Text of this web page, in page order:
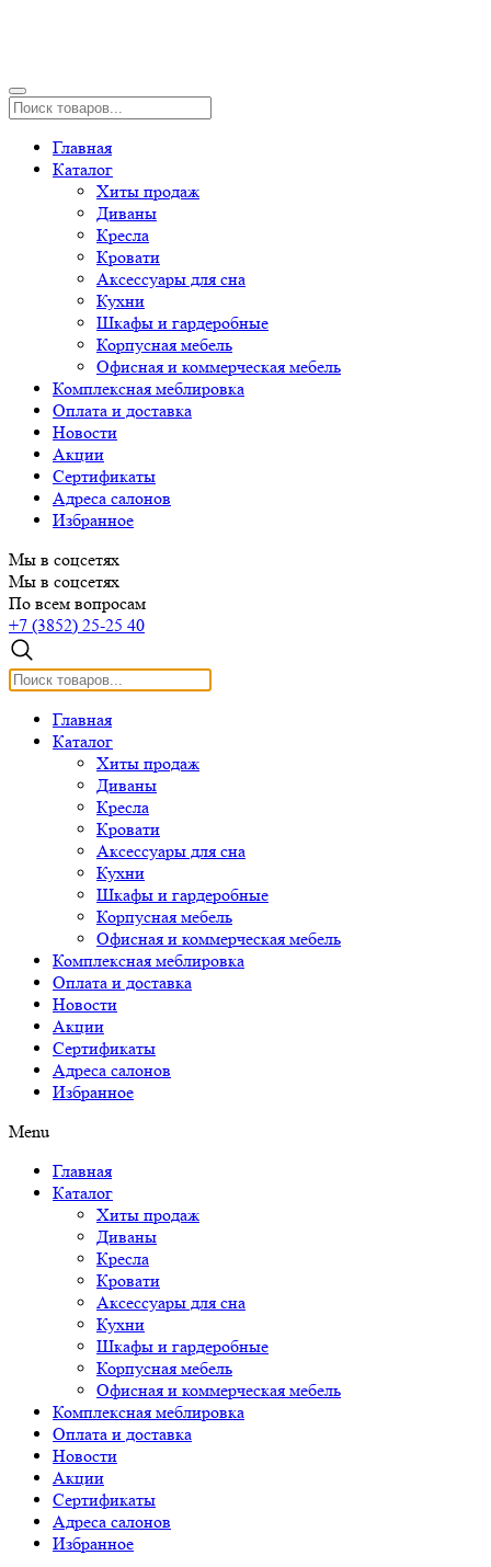
Главная
Каталог
Хиты продаж
Диваны
Кресла
Кровати
Аксессуары для сна
Кухни
Шкафы и гардеробные
Корпусная мебель
Офисная и коммерческая мебель
Комплексная меблировка
Оплата и доставка
Новости
Акции
Сертификаты
Адреса салонов
Избранное
Мы в соцсетях
Мы в соцсетях
По всем вопросам
+7 (3852) 25-25 40
Главная
Каталог
Хиты продаж
Диваны
Кресла
Кровати
Аксессуары для сна
Кухни
Шкафы и гардеробные
Корпусная мебель
Офисная и коммерческая мебель
Комплексная меблировка
Оплата и доставка
Новости
Акции
Сертификаты
Адреса салонов
Избранное
Menu
Главная
Каталог
Хиты продаж
Диваны
Кресла
Кровати
Аксессуары для сна
Кухни
Шкафы и гардеробные
Корпусная мебель
Офисная и коммерческая мебель
Комплексная меблировка
Оплата и доставка
Новости
Акции
Сертификаты
Адреса салонов
Избранное